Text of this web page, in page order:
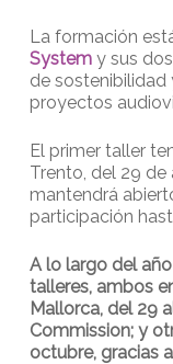
La formación
Systemy sus
de sostenibilidad
proyectos
El primer taller
Trento, del 29 de
mantendrá
participación
A lo largo del
talleres, ambos
Mallorca, del 29
Commission; y
octubre, gracias